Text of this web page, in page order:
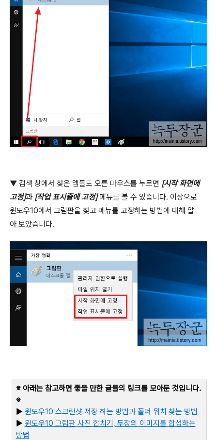
▼ 검색 창에서 찾은 앱들도 오른 마우스를 누르면 [시작 화면에
고정]과 [작업 표시줄에 고정]메뉴를 볼 수 있습니다. 이상으로
윈도우10에서 그림판을 찾고 메뉴를 고정하는 방법에 대해 알
아 보았습니다.
※ 아래는 참고하면 좋을 만한 글들의 링크를 모아둔 것입니다.
※
▶ 윈도우10 스크린샷 저장 하는 방법과 폴더 위치 찾는 방법
▶ 윈도우10 그림판 사진 합치기, 두장의 이미지를 합성하는
방법